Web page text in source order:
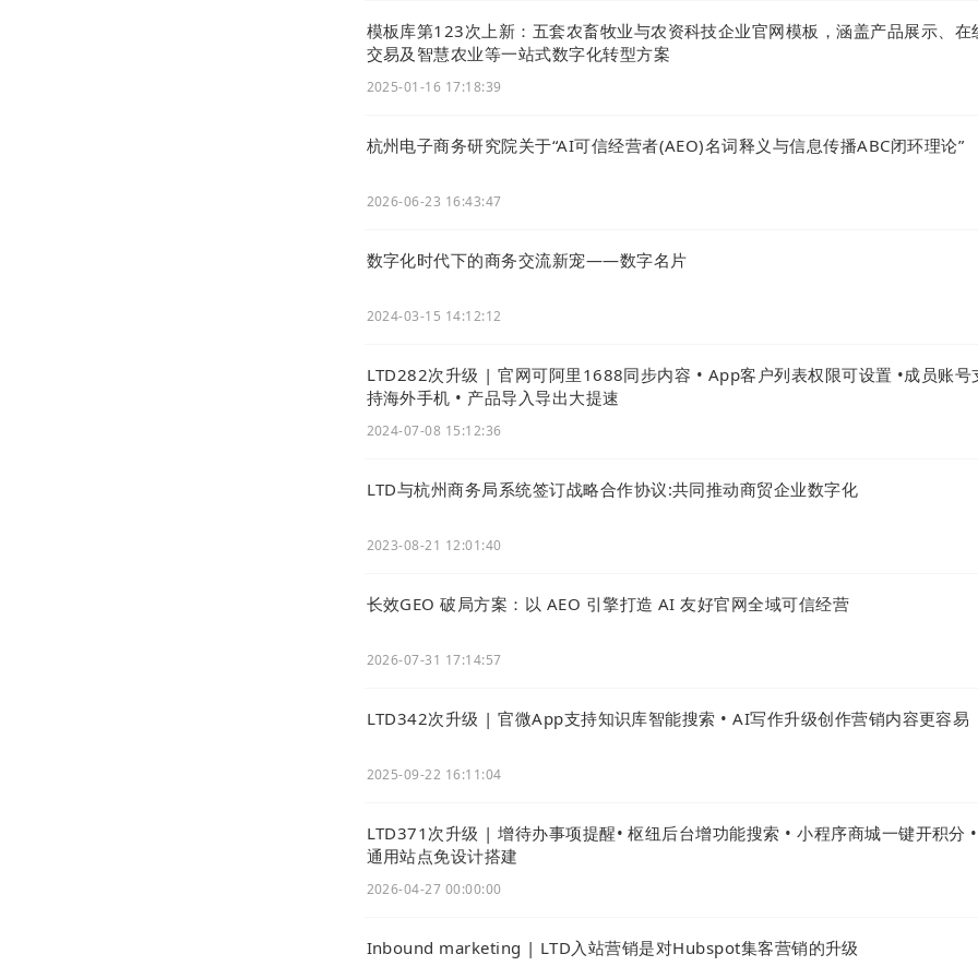
支持职位性质、学历、专业、职称、工作经验、公司性质、公司规模可
模板库第123次上新：五套农畜牧业与农资科技企业官网模板，涵盖产品展示、在
交易及智慧农业等一站式数字化转型方案
2025-01-16 17:18:39
杭州电子商务研究院关于“AI可信经营者(AEO)名词释义与信息传播ABC闭环理论”
2026-06-23 16:43:47
数字化时代下的商务交流新宠——数字名片
2024-03-15 14:12:12
LTD282次升级 | 官网可阿里1688同步内容 • App客户列表权限可设置 •成员账号
持海外手机 • 产品导入导出大提速
2024-07-08 15:12:36
LTD与杭州商务局系统签订战略合作协议:共同推动商贸企业数字化
2023-08-21 12:01:40
长效GEO 破局方案：以 AEO 引擎打造 AI 友好官网全域可信经营
2026-07-31 17:14:57
LTD342次升级 | 官微App支持知识库智能搜索 • AI写作升级创作营销内容更容易
2025-09-22 16:11:04
LTD371次升级 | 增待办事项提醒• 枢纽后台增功能搜索 • 小程序商城一键开积分 •
通用站点免设计搭建
2026-04-27 00:00:00
Inbound marketing | LTD入站营销是对Hubspot集客营销的升级